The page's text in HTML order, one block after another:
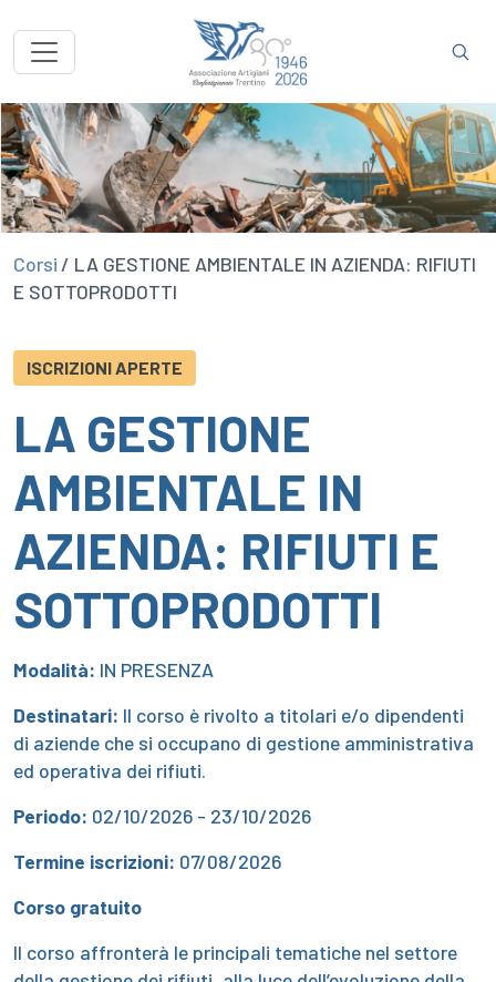
Corsi / LA GESTIONE AMBIENTALE IN AZIENDA: RIFIUTI
E SOTTOPRODOTTI
ISCRIZIONI APERTE
LA GESTIONE
AMBIENTALE IN
AZIENDA: RIFIUTI E
SOTTOPRODOTTI
Modalità: IN PRESENZA
Destinatari: Il corso è rivolto a titolari e/o dipendenti
di aziende che si occupano di gestione amministrativa
ed operativa dei rifiuti.
Periodo: 02/10/2026 - 23/10/2026
Termine iscrizioni: 07/08/2026
Corso gratuito
Il corso affronterà le principali tematiche nel settore